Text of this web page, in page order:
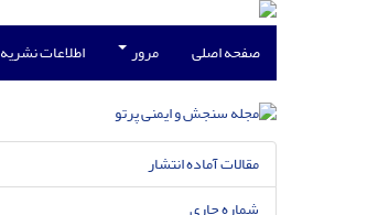
صفحه اصلی مرور اطلاعات نشریه
مقالات آماده انتشار
شماره جاری